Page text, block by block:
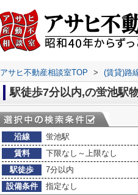
アサヒ不動産相談室TOP > (賃貸)路
駅徒歩7分以内,の蛍池駅
沿線
蛍池駅
賃料
下限なし～上限なし
駅徒歩
7分以内
設備条件
指定なし